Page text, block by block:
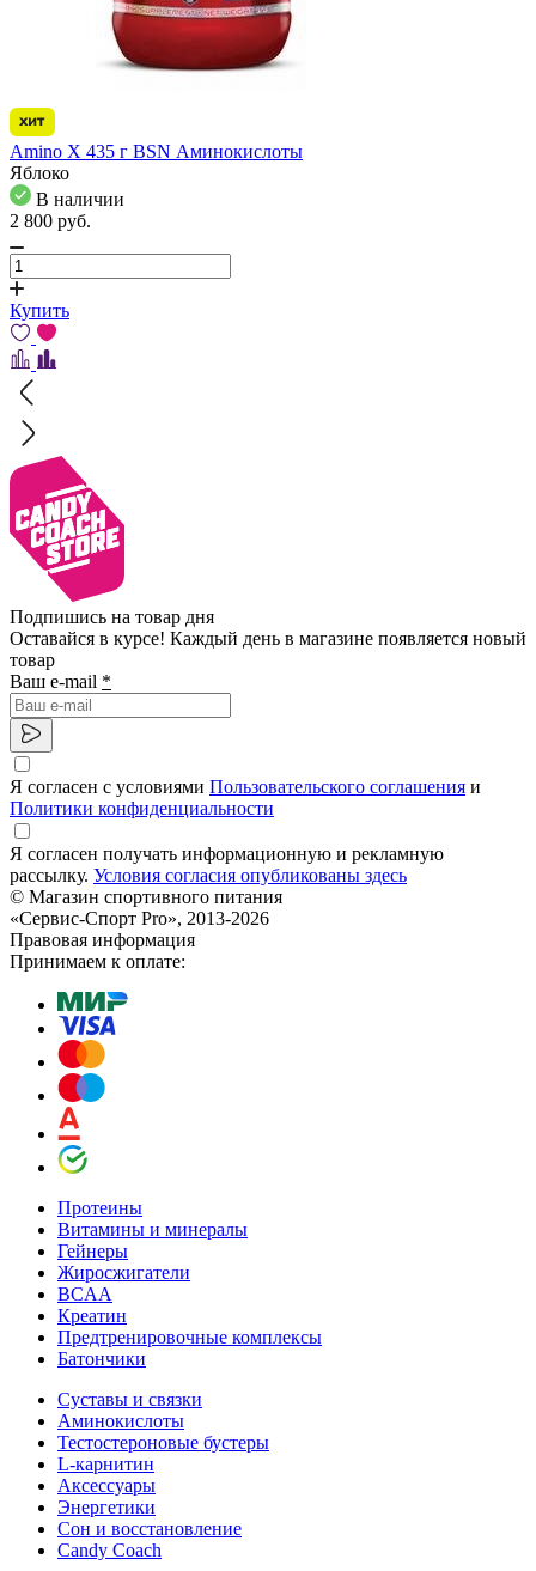
Amino X 435 г BSN Аминокислоты
Яблоко
В наличии
2 800 pуб.
Купить
Подпишись на товар дня
Оставайся в курсе! Каждый день в магазине появляется новый
товар
Ваш e-mail *
Я согласен с условиями Пользовательского соглашения и
Политики конфиденциальности
Я согласен получать информационную и рекламную
рассылку. Условия согласия опубликованы здесь
© Магазин спортивного питания
«Сервис-Спорт Pro», 2013-2026
Правовая информация
Принимаем к оплате:
Протеины
Витамины и минералы
Гейнеры
Жиросжигатели
BCAA
Креатин
Предтренировочные комплексы
Батончики
Суставы и связки
Аминокислоты
Тестостероновые бустеры
L-карнитин
Аксессуары
Энергетики
Сон и восстановление
Candy Coach